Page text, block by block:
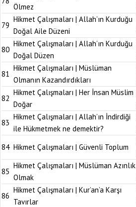
Ölmez
79
Hikmet Çalışmaları | Allah’ın Kurduğu
Doğal Aile Düzeni
80
Hikmet Çalışmaları | Allah’ın Kurduğu
Doğal Düzen
81
Hikmet Çalışmaları | Müslüman
Olmanın Kazandırdıkları
82
Hikmet Çalışmaları | Her İnsan Müslim
Doğar
83
Hikmet Çalışmaları | Allah’ın İndirdiği
ile Hükmetmek ne demektir?
84 Hikmet Çalışmaları | Güvenli Toplum
85
Hikmet Çalışmaları | Müslüman Azınlık
Olmak
86
Hikmet Çalışmaları | Kur’an’a Karşı
Tavırlar